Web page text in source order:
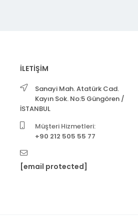
İLETİŞİM
Sanayi Mah. Atatürk Cad.
Kayın Sok. No:5 Güngören /
İSTANBUL
Müşteri Hizmetleri:
+90 212 505 55 77
[email protected]